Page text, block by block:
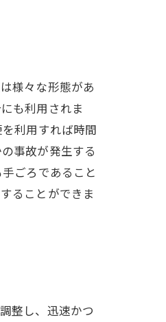
様々な形態があ
も利用されま
利用すれば時間
事故が発生する
ごろであること
ることができま
整し、迅速かつ